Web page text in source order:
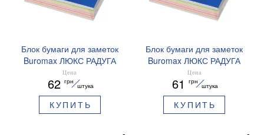
Блок бумаги для заметок
Buromax ЛЮКС РАДУГА
90х90х20мм не
склеенный BM.2241
Цена
62 грн
штука
КУПИТЬ
Блок бумаги для заметок
Buromax ЛЮКС РАДУГА
90х90х20мм склеенный
BM.2240
Цена
61 грн
штука
КУПИТЬ